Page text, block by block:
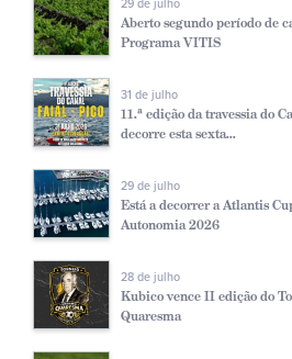
29 de julho
Aberto segundo período de
Programa VITIS
31 de julho
11.ª edição da travessia do
decorre esta sexta...
29 de julho
Está a decorrer a Atlantis
Autonomia 2026
28 de julho
Kubico vence II edição do
Quaresma